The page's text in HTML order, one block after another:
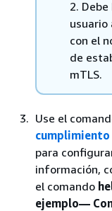
2.
con el
de
mTLS.
Use el
cumplimiento
para
información,
el comando
ejemplo—